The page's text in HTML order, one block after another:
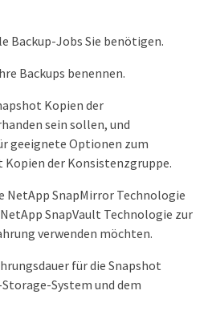
Backup-Jobs Sie benötigen.
Backups benennen.
Kopien der
sein sollen, und
geeignete Optionen zum
Kopien der Konsistenzgruppe.
NetApp SnapMirror Technologie
SnapVault Technologie zur
verwenden möchten.
für die Snapshot
System und dem